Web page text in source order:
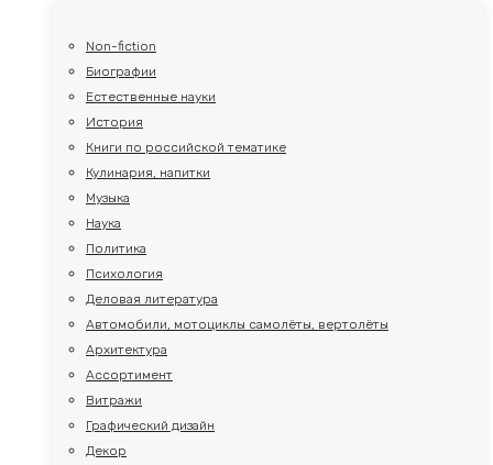
Non-fiction
Биографии
Естественные науки
История
Книги по российской тематике
Кулинария, напитки
Музыка
Наука
Политика
Психология
Деловая литература
Автомобили, мотоциклы самолёты, вертолёты
Архитектура
Ассортимент
Витражи
Графический дизайн
Декор